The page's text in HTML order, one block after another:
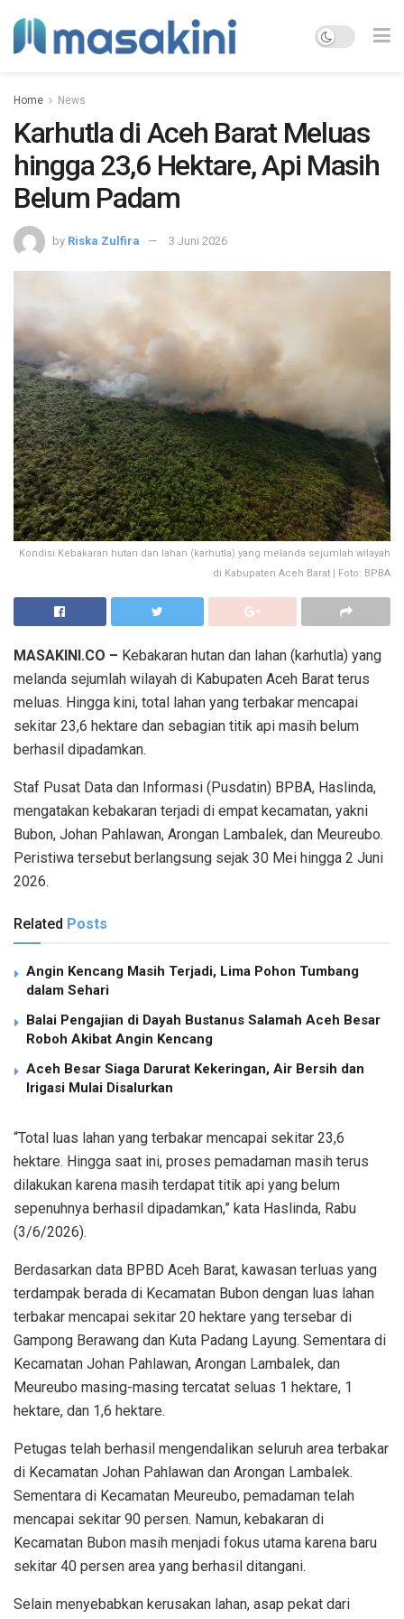
Home News
Karhutla di Aceh Barat Meluas
hingga 23,6 Hektare, Api Masih
Belum Padam
by Riska Zulfira 3 Juni 2026
Kondisi Kebakaran hutan dan lahan (karhutla) yang melanda sejumlah wilayah
di Kabupaten Aceh Barat | Foto: BPBA
MASAKINI.CO – Kebakaran hutan dan lahan (karhutla) yang
melanda sejumlah wilayah di Kabupaten Aceh Barat terus
meluas. Hingga kini, total lahan yang terbakar mencapai
sekitar 23,6 hektare dan sebagian titik api masih belum
berhasil dipadamkan.
Staf Pusat Data dan Informasi (Pusdatin) BPBA, Haslinda,
mengatakan kebakaran terjadi di empat kecamatan, yakni
Bubon, Johan Pahlawan, Arongan Lambalek, dan Meureubo.
Peristiwa tersebut berlangsung sejak 30 Mei hingga 2 Juni
2026.
Related Posts
Angin Kencang Masih Terjadi, Lima Pohon Tumbang
dalam Sehari
Balai Pengajian di Dayah Bustanus Salamah Aceh Besar
Roboh Akibat Angin Kencang
Aceh Besar Siaga Darurat Kekeringan, Air Bersih dan
Irigasi Mulai Disalurkan
“Total luas lahan yang terbakar mencapai sekitar 23,6
hektare. Hingga saat ini, proses pemadaman masih terus
dilakukan karena masih terdapat titik api yang belum
sepenuhnya berhasil dipadamkan,” kata Haslinda, Rabu
(3/6/2026).
Berdasarkan data BPBD Aceh Barat, kawasan terluas yang
terdampak berada di Kecamatan Bubon dengan luas lahan
terbakar mencapai sekitar 20 hektare yang tersebar di
Gampong Berawang dan Kuta Padang Layung. Sementara di
Kecamatan Johan Pahlawan, Arongan Lambalek, dan
Meureubo masing-masing tercatat seluas 1 hektare, 1
hektare, dan 1,6 hektare.
Petugas telah berhasil mengendalikan seluruh area terbakar
di Kecamatan Johan Pahlawan dan Arongan Lambalek.
Sementara di Kecamatan Meureubo, pemadaman telah
mencapai sekitar 90 persen. Namun, kebakaran di
Kecamatan Bubon masih menjadi fokus utama karena baru
sekitar 40 persen area yang berhasil ditangani.
Selain menyebabkan kerusakan lahan, asap pekat dari